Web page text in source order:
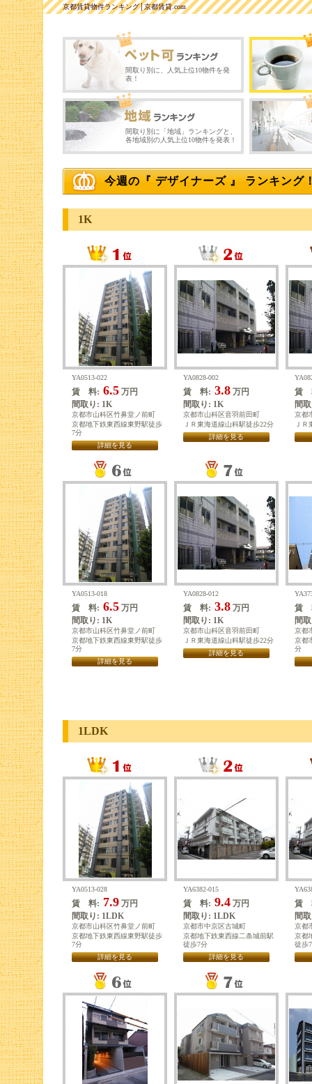
京都賃貸物件ランキング│京都賃貸.com
間取り別に、人気上位10物件を発
表！
間取り別に「地域」ランキングと、
各地域別の人気上位10物件を発表！
今週の『 デザイナーズ 』 ランキング
1K
YA0513-022
賃 料: 6.5 万円
間取り: 1K
京都市山科区竹鼻堂ノ前町
京都地下鉄東西線東野駅徒歩
7分
詳細を見る
YA0828-002
賃 料: 3.8 万円
間取り: 1K
京都市山科区音羽前田町
ＪＲ東海道線山科駅徒歩22分
詳細を見る
賃
間
京都
Ｊ
YA0513-018
賃 料: 6.5 万円
間取り: 1K
京都市山科区竹鼻堂ノ前町
京都地下鉄東西線東野駅徒歩
7分
詳細を見る
YA0828-012
賃 料: 3.8 万円
間取り: 1K
京都市山科区音羽前田町
ＪＲ東海道線山科駅徒歩22分
詳細を見る
賃
間
京都
京都
分
1LDK
YA0513-028
賃 料: 7.9 万円
間取り: 1LDK
京都市山科区竹鼻堂ノ前町
京都地下鉄東西線東野駅徒歩
7分
詳細を見る
YA6382-015
賃 料: 9.4 万円
間取り: 1LDK
京都市中京区古城町
京都地下鉄東西線二条城前駅
徒歩7分
詳細を見る
賃
間
京都
京都
徒歩